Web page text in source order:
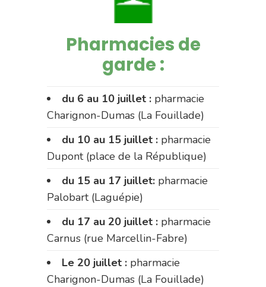
Pharmacies de
garde :
du 6 au 10 juillet : pharmacie
Charignon-Dumas (La Fouillade)
du 10 au 15 juillet : pharmacie
Dupont (place de la République)
du 15 au 17 juillet: pharmacie
Palobart (Laguépie)
du 17 au 20 juillet : pharmacie
Carnus (rue Marcellin-Fabre)
Le 20 juillet : pharmacie
Charignon-Dumas (La Fouillade)